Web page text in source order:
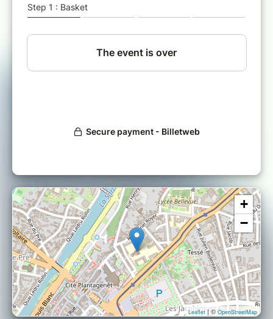
+
−
Leaflet| © OpenStreetMap